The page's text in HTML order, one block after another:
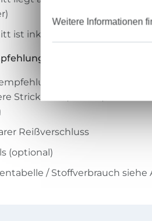
ist inklusive Nahtzugabe
Materialangaben:
Sweat-Jersey,
Strickstoffe, Fleece,
Reißverschluss
(optional)
/ Stoffverbrauch siehe
Weitere Informationen